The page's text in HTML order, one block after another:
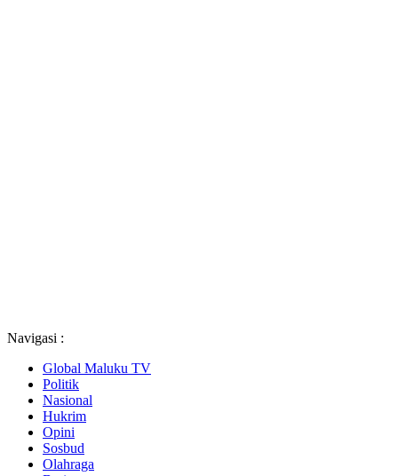
Navigasi :
Global Maluku TV
Politik
Nasional
Hukrim
Opini
Sosbud
Olahraga